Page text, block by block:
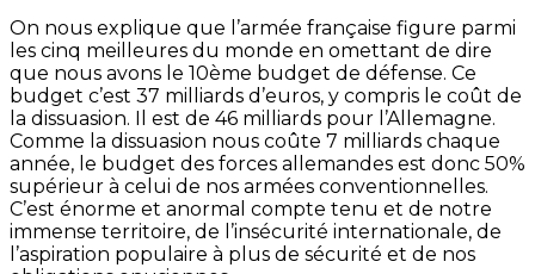
On nous explique que l’armée française figure parmi
les cinq meilleures du monde en omettant de dire
que nous avons le 10ème budget de défense. Ce
budget c’est 37 milliards d’euros, y compris le coût de
la dissuasion. Il est de 46 milliards pour l’Allemagne.
Comme la dissuasion nous coûte 7 milliards chaque
année, le budget des forces allemandes est donc 50%
supérieur à celui de nos armées conventionnelles.
C’est énorme et anormal compte tenu et de notre
immense territoire, de l’insécurité internationale, de
l’aspiration populaire à plus de sécurité et de nos